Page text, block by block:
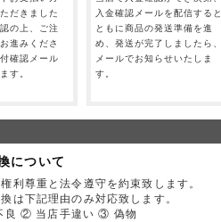
だきました
の上、ご注
進みくださ
確認メール
す。
入金確認メールを配信すると
ともに商品の発送準備を進
め、発送が完了しましたら、
メールでお知らせいたしま
す。
について
利尊重と法令遵守を約束致します。
は下記理由のみ対応致します。
良 ② 当店手違い ③ 偽物